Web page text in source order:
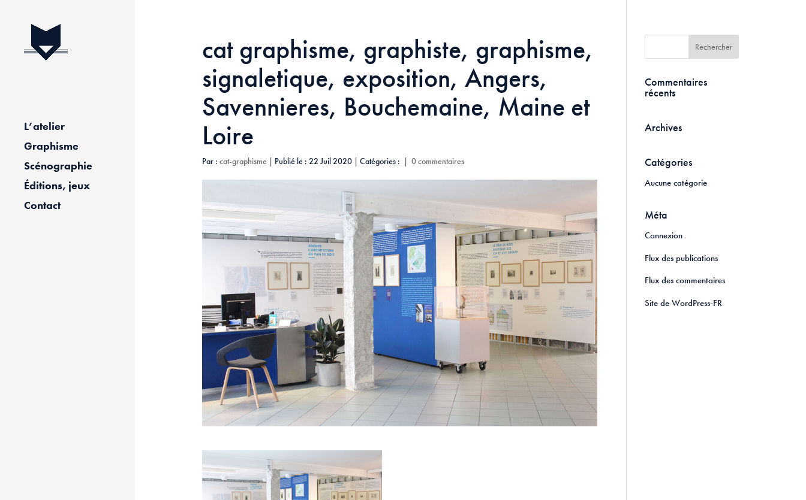
L’atelier
Graphisme
Scénographie
Éditions, jeux
Contact
cat graphisme, graphiste, graphisme,
signaletique, exposition, Angers,
Savennieres, Bouchemaine, Maine et
Loire
Par : cat-graphisme | Publié le : 22 Juil 2020 | Catégories : | 0 commentaires
Commentaires
récents
Archives
Catégories
Aucune catégorie
Méta
Connexion
Flux des publications
Flux des commentaires
Site de WordPress-FR